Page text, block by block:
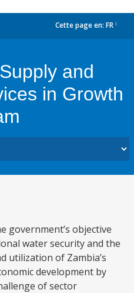
Cette page en: FR
and
in Growth
government’s objective
water security and the
utilization of Zambia’s
development by
of sector